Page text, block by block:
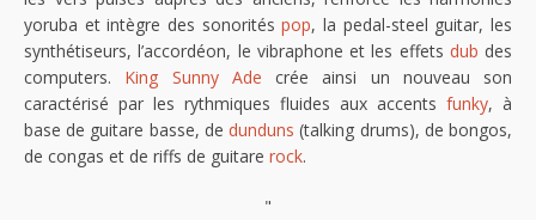
yoruba et intègre des sonoritéspop, la pedal-steel guitar, les
synthétiseurs, l’accordéon, le vibraphone et les effets dub des
computers. King Sunny Ade crée ainsi un nouveau son
caractérisé par les rythmiques fluides aux accents funky, à
base de guitare basse, dedunduns (talking drums), de bongos,
de congas et de riffs de guitare rock.
"